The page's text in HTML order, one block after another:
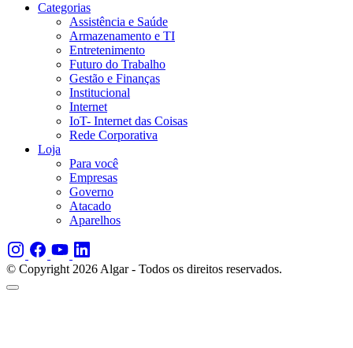
Categorias
Assistência e Saúde
Armazenamento e TI
Entretenimento
Futuro do Trabalho
Gestão e Finanças
Institucional
Internet
IoT- Internet das Coisas
Rede Corporativa
Loja
Para você
Empresas
Governo
Atacado
Aparelhos
© Copyright 2026 Algar - Todos os direitos reservados.